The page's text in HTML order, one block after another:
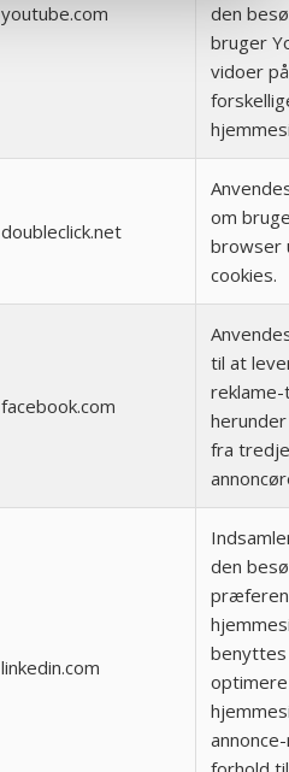
youtube.com
den
bruger
vidoer
doubleclick.net
om
browser
cookies.
facebook.com
til at
fra
linkedin.com
den
optimere